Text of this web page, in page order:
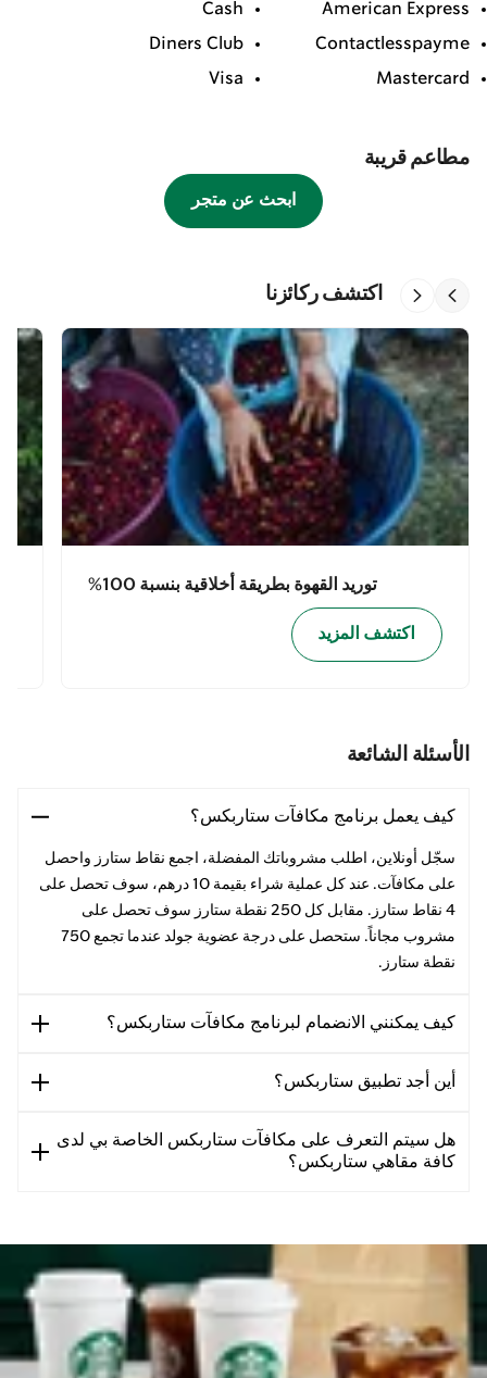
American Express
Cash
Contactlesspayme
Diners Club
Mastercard
Visa
مطاعم قريبة
ابحث عن متجر
اكتشف ركائزنا
توريد القهوة بطريقة أخلاقية بنسبة 100%
اكتشف المزيد
الأسئلة الشائعة
كيف يعمل برنامج مكافآت ستاربكس؟
سجّل أونلاين، اطلب مشروباتك المفضلة، اجمع نقاط ستارز واحصل
على مكافآت. عند كل عملية شراء بقيمة 10 درهم، سوف تحصل على
4 نقاط ستارز. مقابل كل 250 نقطة ستارز سوف تحصل على
مشروب مجاناً. ستحصل على درجة عضوية جولد عندما تجمع 750
نقطة ستارز.
كيف يمكنني الانضمام لبرنامج مكافآت ستاربكس؟
أين أجد تطبيق ستاربكس؟
هل سيتم التعرف على مكافآت ستاربكس الخاصة بي لدى
كافة مقاهي ستاربكس؟